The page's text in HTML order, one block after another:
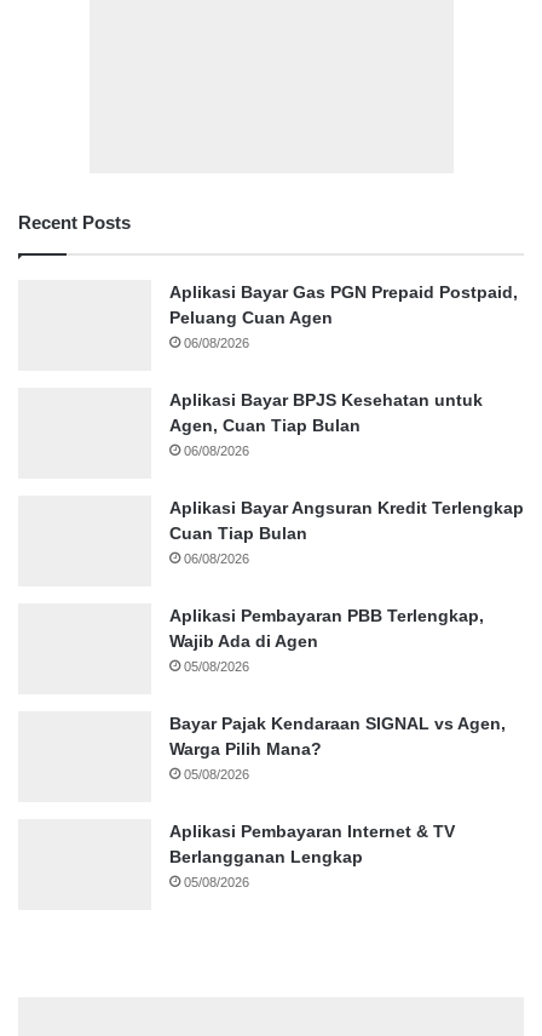
Recent Posts
Aplikasi Bayar Gas PGN Prepaid Postpaid,
Peluang Cuan Agen
06/08/2026
Aplikasi Bayar BPJS Kesehatan untuk
Agen, Cuan Tiap Bulan
06/08/2026
Aplikasi Bayar Angsuran Kredit Terlengkap
Cuan Tiap Bulan
06/08/2026
Aplikasi Pembayaran PBB Terlengkap,
Wajib Ada di Agen
05/08/2026
Bayar Pajak Kendaraan SIGNAL vs Agen,
Warga Pilih Mana?
05/08/2026
Aplikasi Pembayaran Internet & TV
Berlangganan Lengkap
05/08/2026